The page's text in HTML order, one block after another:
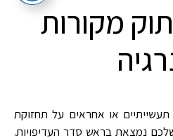
מקורות
או אחראים על תחזוקת
נמצאת בראש סדר העדיפויות.